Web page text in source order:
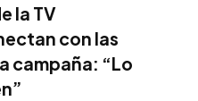
la TV
con las
campaña: “Lo